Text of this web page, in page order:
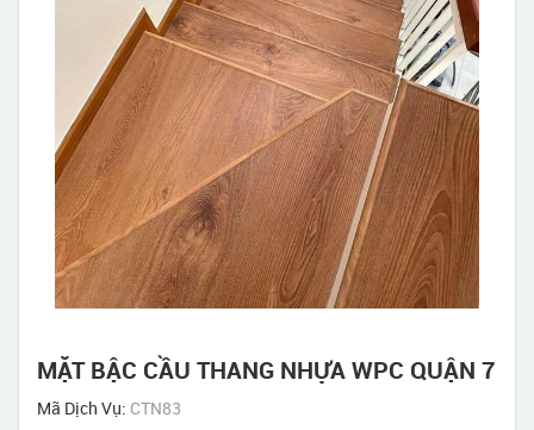
MẶT BẬC CẦU THANG NHỰA WPC QUẬN 7
Mã Dịch Vụ: CTN83